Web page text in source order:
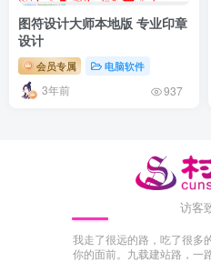
图符设计大师本地版 专业印章
设计
会员专属 电脑软件
3年前 937
访客
我走了很远的路，吃了很多
你的面前。九载建站路，一